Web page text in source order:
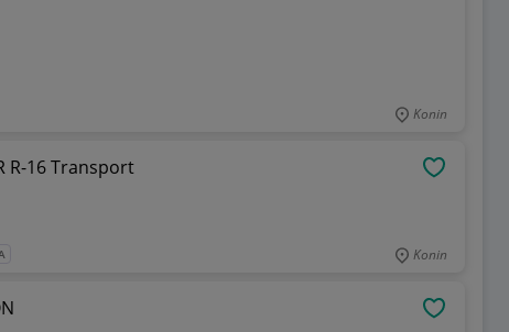
Konin
R-16 Transport
Konin